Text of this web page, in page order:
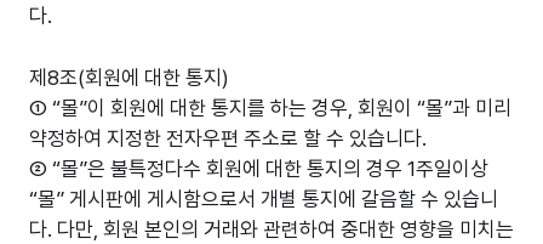
다.
제8조(회원에 대한 통지)
① “몰”이 회원에 대한 통지를 하는 경우, 회원이 “몰”과 미리
약정하여 지정한 전자우편 주소로 할 수 있습니다.
② “몰”은 불특정다수 회원에 대한 통지의 경우 1주일이상
“몰” 게시판에 게시함으로서 개별 통지에 갈음할 수 있습니
다. 다만, 회원 본인의 거래와 관련하여 중대한 영향을 미치는